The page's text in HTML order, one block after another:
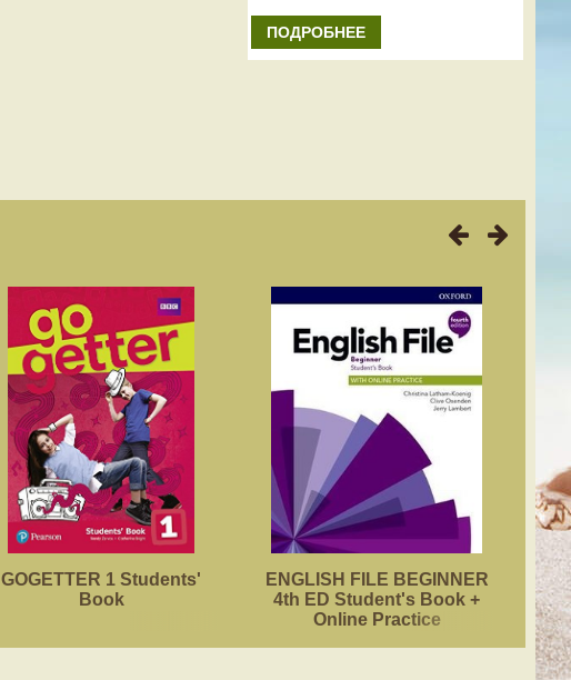
ПОДРОБНЕЕ
GOGETTER 1 Students'
Book
ENGLISH FILE BEGINNER
4th ED Student's Book +
Online Practice